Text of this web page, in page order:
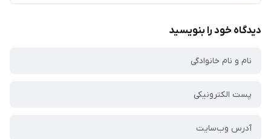
دیدگاه خود را بنویسید